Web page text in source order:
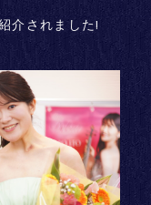
介されました!